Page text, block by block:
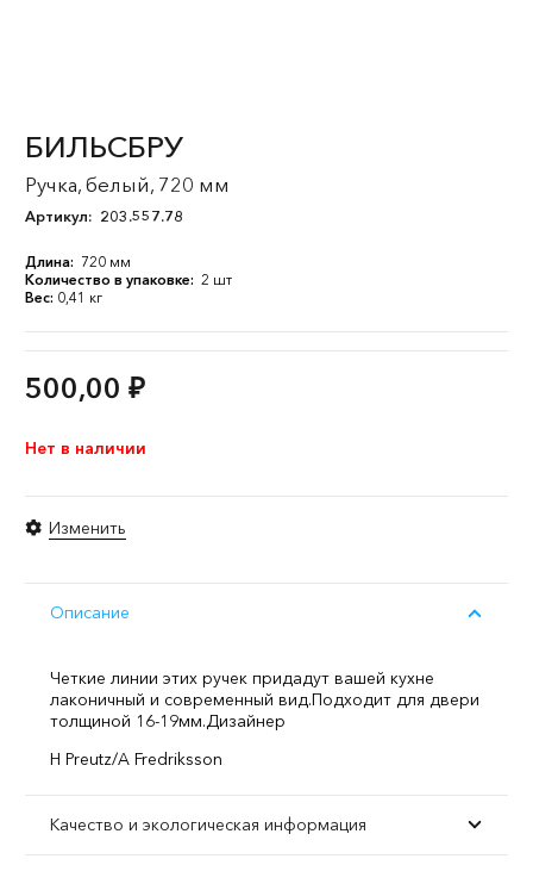
БИЛЬСБРУ
Ручка, белый, 720 мм
Артикул: 203.557.78
Длина: 720 мм
Количество в упаковке: 2 шт
Вес: 0,41 кг
500,00 ₽
Нет в наличии
Изменить
Описание
Четкие линии этих ручек придадут вашей кухне
лаконичный и современный вид.Подходит для двери
толщиной 16-19мм.Дизайнер
H Preutz/A Fredriksson
Качество и экологическая информация